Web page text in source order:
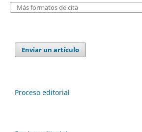
Más formatos de cita
Enviar un artículo
Proceso editorial